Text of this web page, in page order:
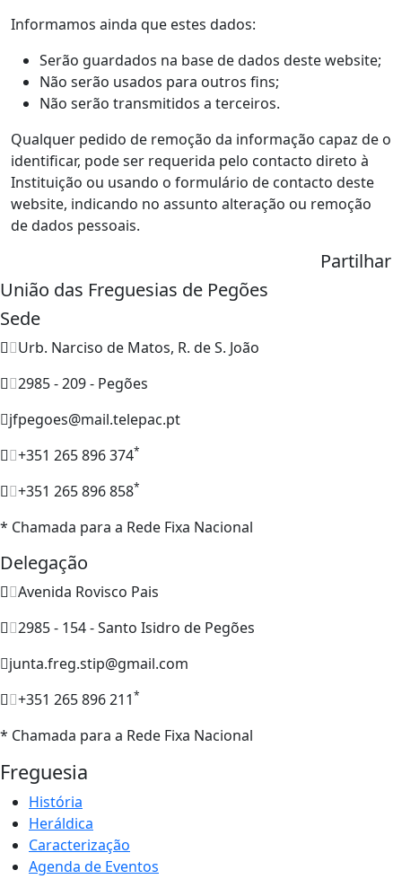
Informamos ainda que estes dados:
Serão guardados na base de dados deste website;
Não serão usados para outros fins;
Não serão transmitidos a terceiros.
Qualquer pedido de remoção da informação capaz de o
identificar, pode ser requerida pelo contacto direto à
Instituição ou usando o formulário de contacto deste
website, indicando no assunto alteração ou remoção
de dados pessoais.
Partilhar
União das Freguesias de Pegões
Sede
Urb. Narciso de Matos, R. de S. João
2985 - 209 - Pegões
jfpegoes@mail.telepac.pt
+351 265 896 374*
+351 265 896 858*
* Chamada para a Rede Fixa Nacional
Delegação
Avenida Rovisco Pais
2985 - 154 - Santo Isidro de Pegões
junta.freg.stip@gmail.com
+351 265 896 211*
* Chamada para a Rede Fixa Nacional
Freguesia
História
Heráldica
Caracterização
Agenda de Eventos